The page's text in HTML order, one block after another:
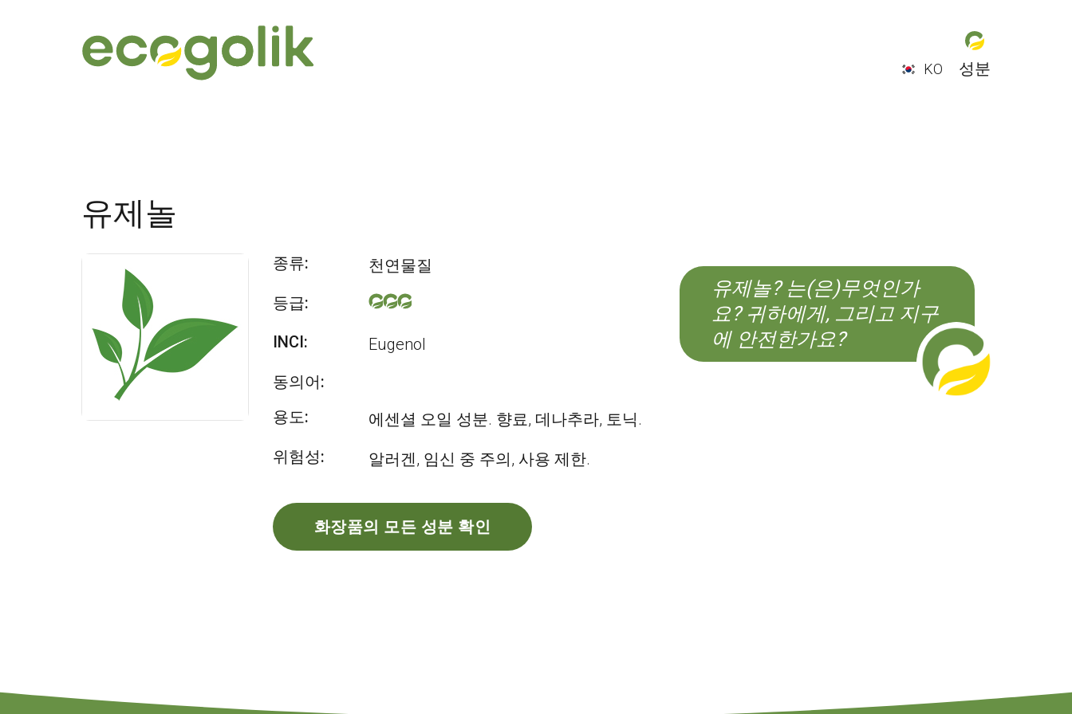
KO
성분
유제놀? 는(은)무엇인가
요? 귀하에게, 그리고 지구
에 안전한가요?
유제놀
종류:
천연물질
등급:
INCI:
Eugenol
동의어:
용도:
에센셜 오일 성분. 향료, 데나추라, 토닉.
위험성:
알러겐, 임신 중 주의, 사용 제한.
화장품의 모든 성분 확인